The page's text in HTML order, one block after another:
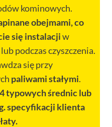
kominowych.
obejmami, co
się instalacjiw
podczas czyszczenia.
się przy
paliwami stałymi.
4 typowych średnic lub
specyfikacji klienta